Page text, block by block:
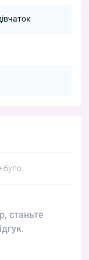
було.
станьте